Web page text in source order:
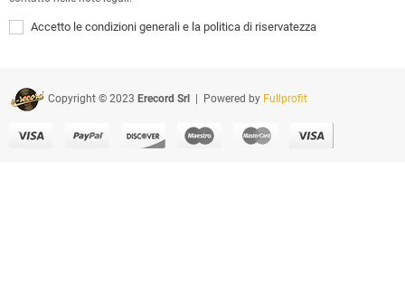
Accetto le condizioni generali e la politica di riservatezza
Copyright © 2023 Erecord Srl | Powered by Fullprofit